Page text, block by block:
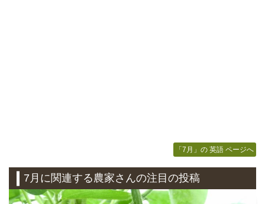
「7月」の 英語 ページへ
7月に関連する農家さんの注目の投稿